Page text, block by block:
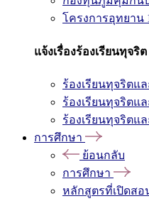
โครงการอุทยาน
แจ้งเรื่องร้องเรียนทุจริต
ร้องเรียนทุจริตแ
ร้องเรียนทุจริตแ
ร้องเรียนทุจริตแ
การศึกษา
ย้อนกลับ
การศึกษา
หลักสูตรที่เปิดสอ